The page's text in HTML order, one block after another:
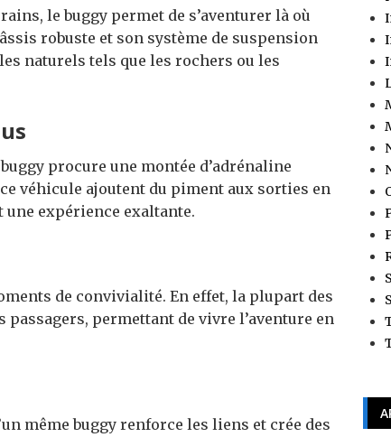
le buggy permet de s’aventurer là où
robuste et son système de suspension
naturels tels que les rochers ou les
procure une montée d’adrénaline
véhicule ajoutent du piment aux sorties en
une expérience exaltante.
de convivialité. En effet, la plupart des
permettant de vivre l’aventure en
même buggy renforce les liens et crée des